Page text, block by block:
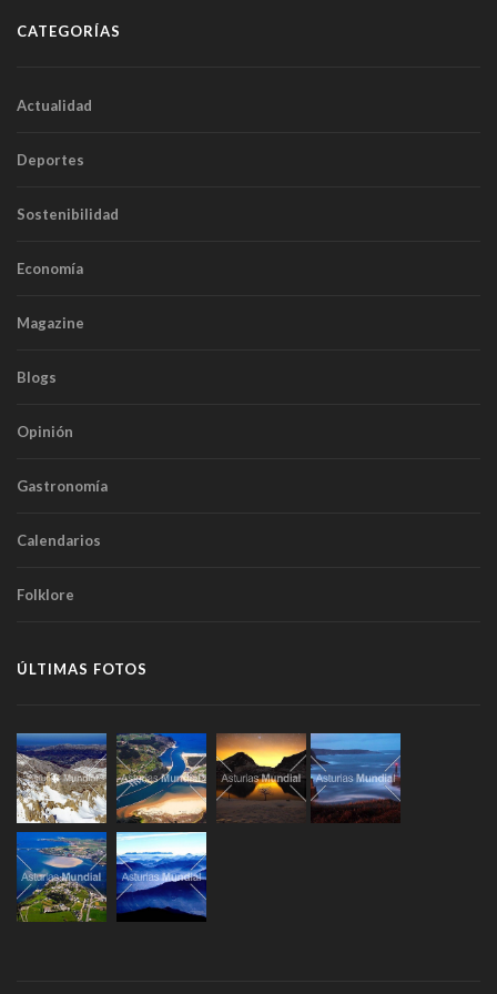
CATEGORÍAS
Actualidad
Deportes
Sostenibilidad
Economía
Magazine
Blogs
Opinión
Gastronomía
Calendarios
Folklore
ÚLTIMAS FOTOS